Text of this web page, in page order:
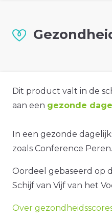
Dit product valt in de
aan een gezonde
In een gezonde
zoals Conference Peren.
Oordeel gebaseerd op
Schijf van Vijf van het
Over